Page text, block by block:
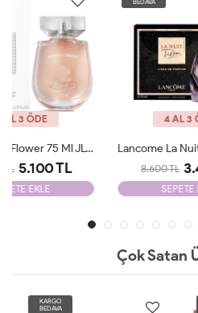
Lancome La Nuit Tresor EDP 100 Ml JLT Woman
8.600 TL 3.450 TL
SEPETE EKLE
Çok Satan
KARGO
BEDAVA